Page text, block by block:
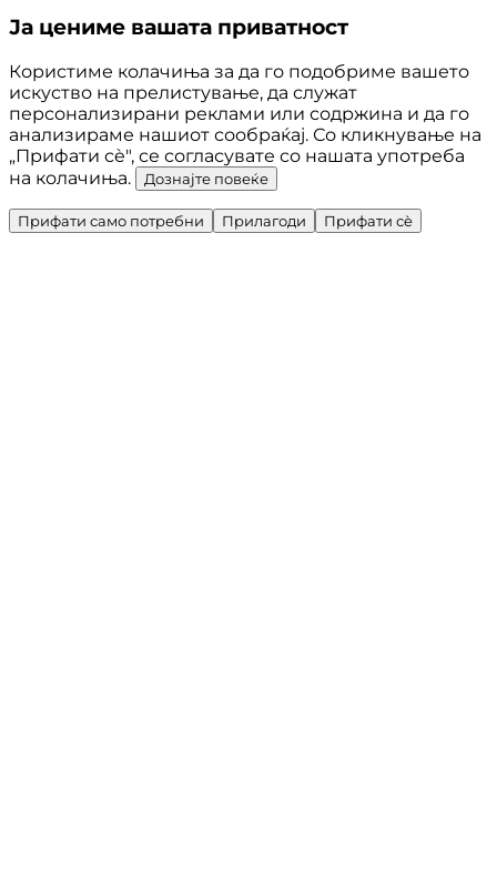
Ја цениме вашата приватност
Користиме колачиња за да го подобриме вашето
искуство на прелистување, да служат
персонализирани реклами или содржина и да го
анализираме нашиот сообраќај. Со кликнување на
„Прифати сè", се согласувате со нашата употреба
на колачиња.
Дознајте повеќе
Прифати само потребни Прилагоди Прифати сè